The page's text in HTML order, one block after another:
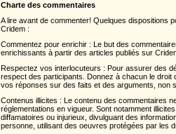
Charte des commentaires
A lire avant de commenter! Quelques dispositions
Cridem :
Commentez pour enrichir : Le but des
enrichissants à partir des articles publiés sur
Respectez vos interlocuteurs : Pour assurer des
respect des participants. Donnez à chacun le
vos réponses sur des faits et des arguments, non
Contenus illicites : Le contenu des commentaires
réglementations en vigueur. Sont notamment
diffamatoires ou injurieux, divulguant des
personne, utilisant des oeuvres protégées par les